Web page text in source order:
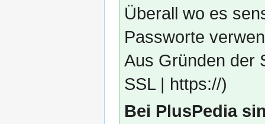
Überall wo es
Passworte
Aus Gründen der
SSL | https://)
Bei PlusPedia